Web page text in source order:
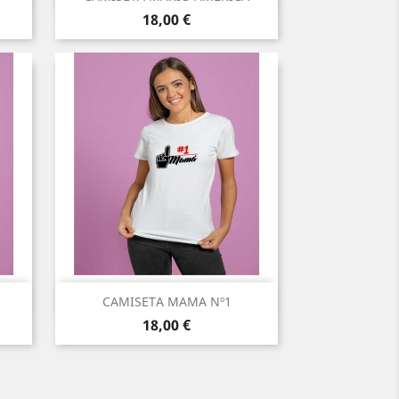
Precio
18,00 €
CAMISETA MAMA Nº1
Precio
18,00 €
Vista rápida